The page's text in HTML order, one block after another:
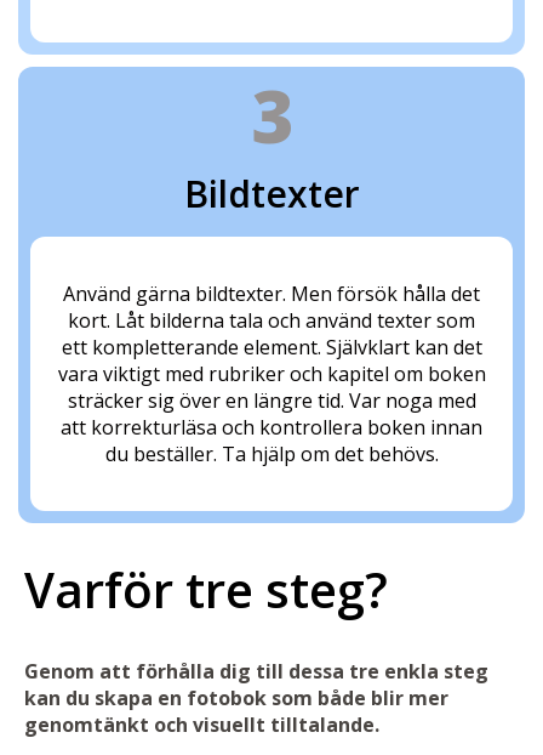
3
Bildtexter
Använd gärna bildtexter. Men försök hålla det
kort. Låt bilderna tala och använd texter som
ett kompletterande element. Självklart kan det
vara viktigt med rubriker och kapitel om boken
sträcker sig över en längre tid. Var noga med
att korrekturläsa och kontrollera boken innan
du beställer. Ta hjälp om det behövs.
Varför tre steg?
Genom att förhålla dig till dessa tre enkla steg
kan du skapa en fotobok som både blir mer
genomtänkt och visuellt tilltalande.